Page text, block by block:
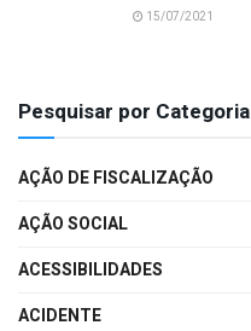
15/07/2021
Pesquisar por Categoria
AÇÃO DE FISCALIZAÇÃO
AÇÃO SOCIAL
ACESSIBILIDADES
ACIDENTE